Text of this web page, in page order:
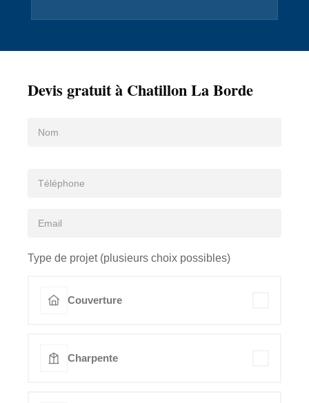
Devis gratuit à Chatillon La Borde
Type de projet (plusieurs choix possibles)
Couverture
Charpente